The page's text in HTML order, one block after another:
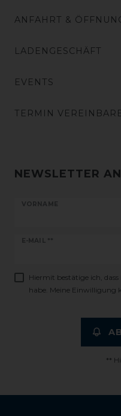
ANFAHRT &
LADENGESCHÄFT
EVENTS
TERMIN
NEWSLETTER
VORNAME
E-MAIL **
Newsletter
Hiermit bestätige ich, dass
habe. Meine Einwilligung
**